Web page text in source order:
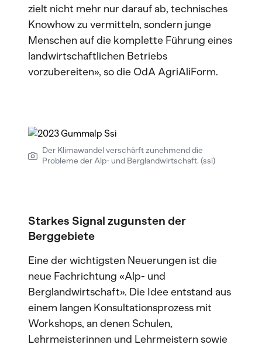
zielt nicht mehr nur darauf ab, technisches
Knowhow zu vermitteln, sondern junge
Menschen auf die komplette Führung eines
landwirtschaftlichen Betriebs
vorzubereiten», so die OdA AgriAliForm.
Der Klimawandel verschärft zunehmend die
Probleme der Alp- und Berglandwirtschaft. (ssi)
Starkes Signal zugunsten der
Berggebiete
Eine der wichtigsten Neuerungen ist die
neue Fachrichtung «Alp- und
Berglandwirtschaft». Die Idee entstand aus
einem langen Konsultationsprozess mit
Workshops, an denen Schulen,
Lehrmeisterinnen und Lehrmeistern sowie